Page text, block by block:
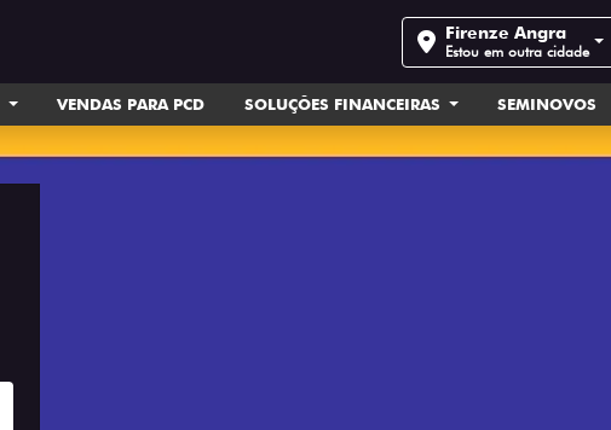
Firenze Angra
Estou em outra cidade
VENDAS PARA PCD SOLUÇÕES FINANCEIRAS SEMINOVOS